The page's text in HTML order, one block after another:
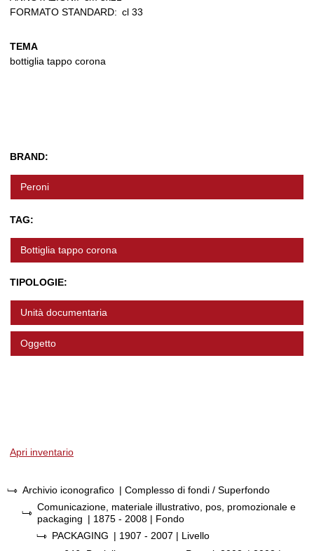
FORMATO STANDARD: cl 33
TEMA
bottiglia tappo corona
BRAND:
Peroni
TAG:
Bottiglia tappo corona
TIPOLOGIE:
Unità documentaria
Oggetto
Apri inventario
Archivio iconografico | Complesso di fondi / Superfondo
Comunicazione, materiale illustrativo, pos, promozionale e
packaging | 1875 - 2008 | Fondo
PACKAGING | 1907 - 2007 | Livello